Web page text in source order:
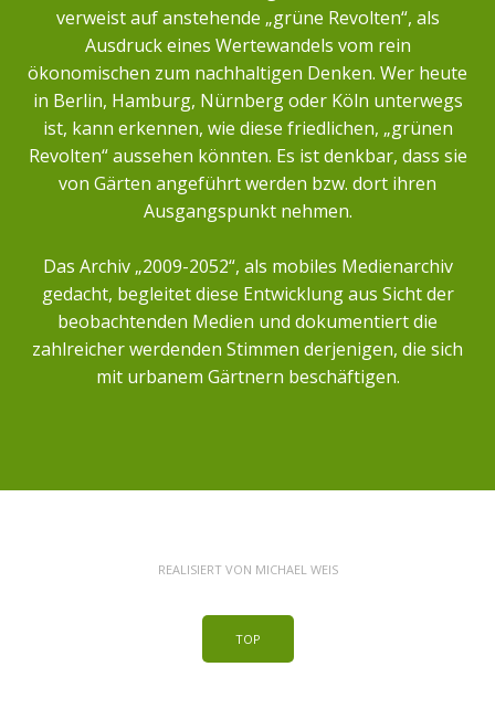
verweist auf anstehende „grüne Revolten“, als
Ausdruck eines Wertewandels vom rein
ökonomischen zum nachhaltigen Denken. Wer heute
in Berlin, Hamburg, Nürnberg oder Köln unterwegs
ist, kann erkennen, wie diese friedlichen, „grünen
Revolten“ aussehen könnten. Es ist denkbar, dass sie
von Gärten angeführt werden bzw. dort ihren
Ausgangspunkt nehmen.
Das Archiv „2009-2052“, als mobiles Medienarchiv
gedacht, begleitet diese Entwicklung aus Sicht der
beobachtenden Medien und dokumentiert die
zahlreicher werdenden Stimmen derjenigen, die sich
mit urbanem Gärtnern beschäftigen.
REALISIERT VON MICHAEL WEIS
TOP